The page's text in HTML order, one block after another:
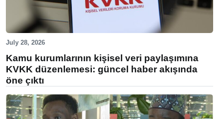
July 28, 2026
Kamu kurumlarının kişisel veri paylaşımına
KVKK düzenlemesi: güncel haber akışında
öne çıktı